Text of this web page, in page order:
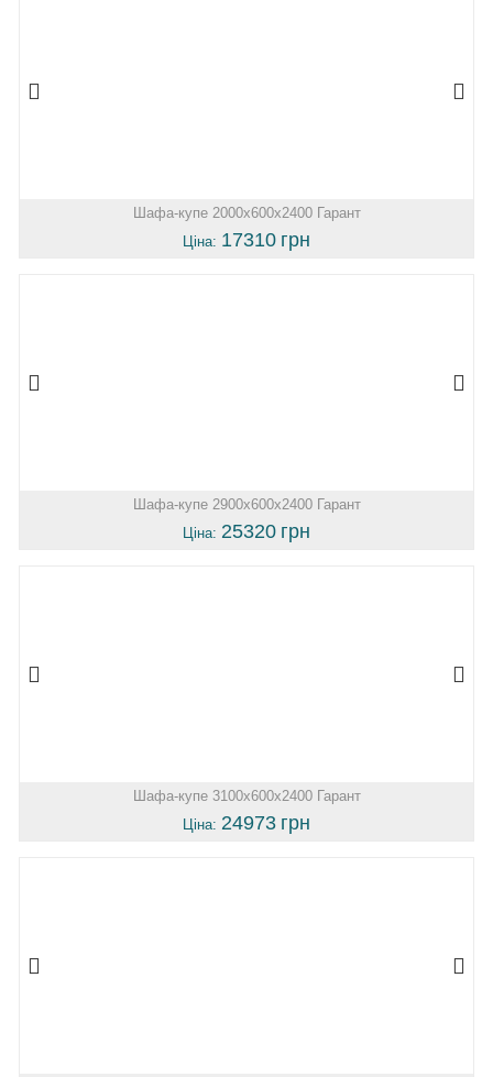
Шафа-купе 2000х600х2400 Гарант
Ціна: 17310 грн
Шафа-купе 2900х600х2400 Гарант
Ціна: 25320 грн
Шафа-купе 3100х600х2400 Гарант
Ціна: 24973 грн